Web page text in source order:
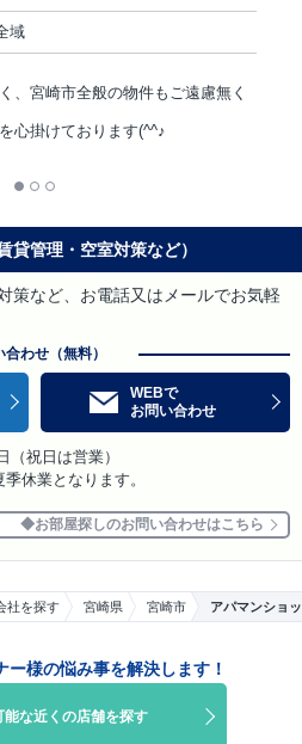
社を探す 宮崎県 宮崎市 アパマンショ
域
、宮崎市全般の物件もご遠慮無く
心掛けております(^^♪
貸管理・空室対策など）
策など、お電話又はメールでお気軽
合わせ（無料）
WEBで
お問い合わせ
祝日は営業）
休業となります。
お部屋探しのお問い合わせはこちら
ー様の悩み事を解決します！
能な近くの店舗を探す